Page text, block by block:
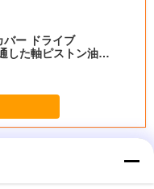
Pico 4's
you dial in the IPD
is smooth, and
all the difference.
sessions. Highly
to set it up
clarity is fantastic
The manual
バー ドライブ
した軸ピストン油圧